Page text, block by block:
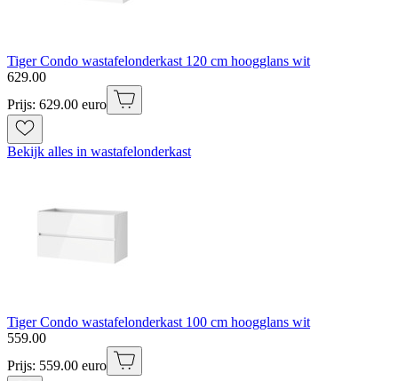
Tiger Condo wastafelonderkast 120 cm hoogglans wit
629.00
Prijs: 629.00 euro
Bekijk alles in wastafelonderkast
Tiger Condo wastafelonderkast 100 cm hoogglans wit
559.00
Prijs: 559.00 euro